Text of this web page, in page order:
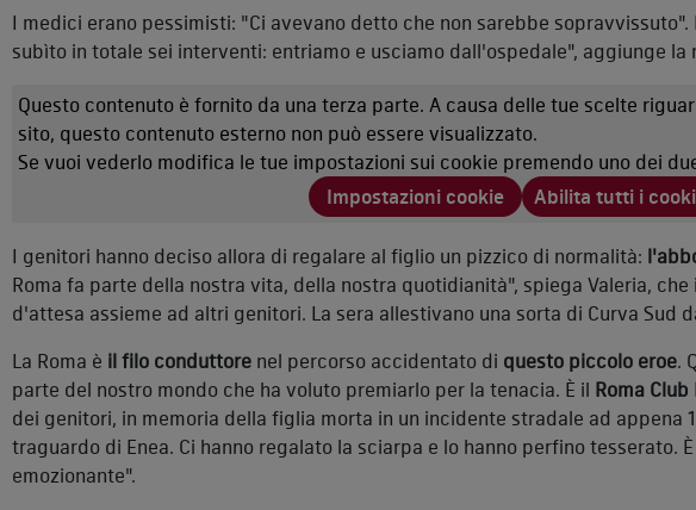
I medici erano pessimisti: "Ci avevano detto che non sarebbe
subìto in totale sei interventi: entriamo e usciamo dall'ospedale", aggiunge la
Questo contenuto è fornito da una terza parte. A causa delle tue scelte
sito, questo contenuto esterno non può essere visualizzato.
Se vuoi vederlo modifica le tue impostazioni sui cookie premendo uno dei
Impostazioni cookie
Abilita tutti i
I genitori hanno deciso allora di regalare al figlio un pizzico di normalità:
Roma fa parte della nostra vita, della nostra quotidianità", spiega Valeria,
d'attesa assieme ad altri genitori. La sera allestivano una sorta di Curva Sud
La Roma è il filo conduttore nel percorso accidentato di questo piccolo eroe.
parte del nostro mondo che ha voluto premiarlo per la tenacia. È il Roma
dei genitori, in memoria della figlia morta in un incidente stradale ad appena
traguardo di Enea. Ci hanno regalato la sciarpa e lo hanno perfino tesserato.
emozionante".